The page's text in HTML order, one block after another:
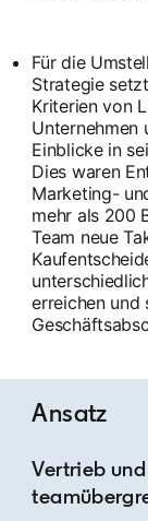
Für die
Strategie
Kriterien von
Unternehmen
Einblicke in
Dies waren
Marketing-
mehr als 200
Team neue
erreichen und
Ansatz
Vertrieb